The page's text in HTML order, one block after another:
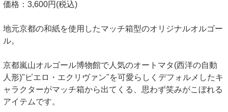
価格：3,600円(税込)
地元京都の和紙を使用したマッチ箱型のオリジナルオルゴー
ル。
京都嵐山オルゴール博物館で人気のオートマタ(西洋の自動
人形)"ピエロ・エクリヴァン"を可愛らしくデフォルメしたキ
ャラクターがマッチ箱から出てくる、思わず笑みがこぼれる
アイテムです。